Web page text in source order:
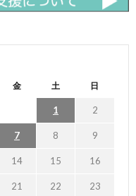
金 土 日
1 2
7 8 9
14 15 16
21 22 23